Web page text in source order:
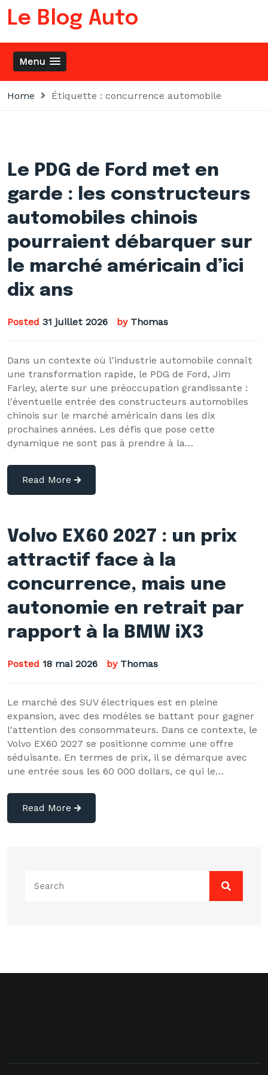
Skip
Le Blog Auto
Menu
Home Étiquette : concurrence automobile
Le PDG de Ford met en
garde : les constructeurs
automobiles chinois
pourraient débarquer sur
le marché américain d’ici
dix ans
Posted 31 juillet 2026 by Thomas
Dans un contexte où l'industrie automobile connaît
une transformation rapide, le PDG de Ford, Jim
Farley, alerte sur une préoccupation grandissante :
l'éventuelle entrée des constructeurs automobiles
chinois sur le marché américain dans les dix
prochaines années. Les défis que pose cette
dynamique ne sont pas à prendre à la…
Read More
Volvo EX60 2027 : un prix
attractif face à la
concurrence, mais une
autonomie en retrait par
rapport à la BMW iX3
Posted 18 mai 2026 by Thomas
Le marché des SUV électriques est en pleine
expansion, avec des modèles se battant pour gagner
l'attention des consommateurs. Dans ce contexte, le
Volvo EX60 2027 se positionne comme une offre
séduisante. En termes de prix, il se démarque avec
une entrée sous les 60 000 dollars, ce qui le…
Read More
for: